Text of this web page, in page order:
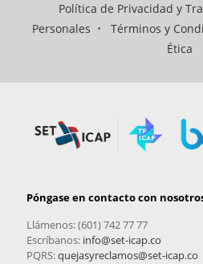
Política de Privacidad y
Personales • Términos y
Ética
Póngase en contacto con
Llámenos: (601) 742 77 77
Escríbanos: info@set-icap.co
PQRS:quejasyreclamos@set-icap.co